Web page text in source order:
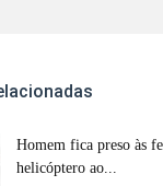
Homem fica preso às
helicóptero ao...